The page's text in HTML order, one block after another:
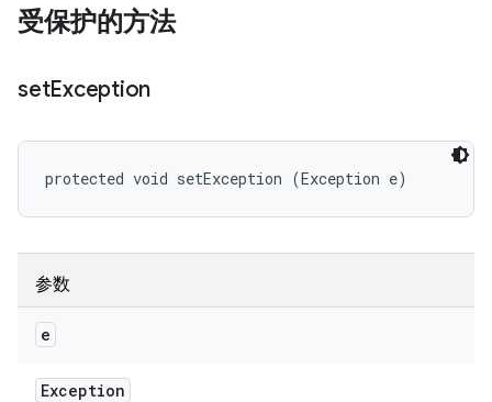
受保护的方法
setException
protected void setException (Exception e)
参数
e
Exception